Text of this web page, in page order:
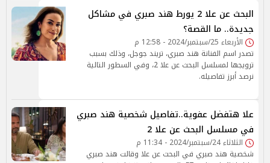
البحث عن علا 2 يورط هند صبري في مشاكل
جديدة.. ما القصة؟
الأربعاء 25/سبتمبر/2024 - 12:58 م
تصدر اسم الفنانة هند صبري، تريند جوجل، وذلك بسبب
ترويجها لمسلسل البحث عن علا 2، وفي السطور التالية
نرصد أبرز تفاصيله.
علا هتفضل عفوية..تفاصيل شخصية هند صبري
في مسلسل البحث عن علا 2
الثلاثاء 24/سبتمبر/2024 - 11:34 م
شخصية هند صبري في البحث عن علا وقالت هند صبري